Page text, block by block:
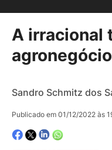
A irracional
agronegócio
Sandro Schmitz dos
Publicado em 01/12/2022 às